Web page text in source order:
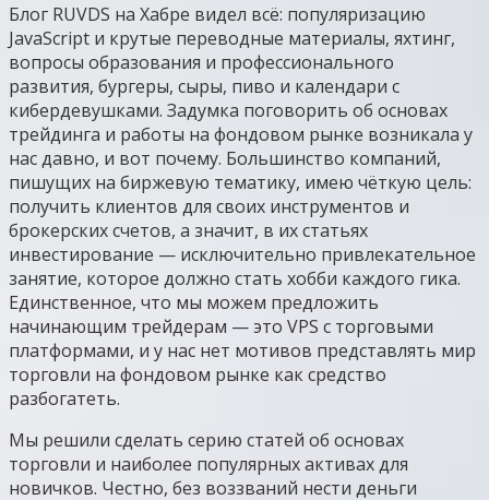
Блог RUVDS на Хабре видел всё: популяризацию
JavaScript и крутые переводные материалы, яхтинг,
вопросы образования и профессионального
развития, бургеры, сыры, пиво и календари с
кибердевушками. Задумка поговорить об основах
трейдинга и работы на фондовом рынке возникала у
нас давно, и вот почему. Большинство компаний,
пишущих на биржевую тематику, имею чёткую цель:
получить клиентов для своих инструментов и
брокерских счетов, а значит, в их статьях
инвестирование — исключительно привлекательное
занятие, которое должно стать хобби каждого гика.
Единственное, что мы можем предложить
начинающим трейдерам — это VPS с торговыми
платформами, и у нас нет мотивов представлять мир
торговли на фондовом рынке как средство
разбогатеть.
Мы решили сделать серию статей об основах
торговли и наиболее популярных активах для
новичков. Честно, без воззваний нести деньги